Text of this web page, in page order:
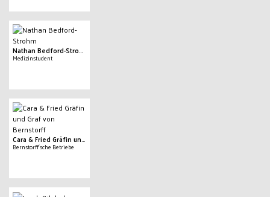
Nathan Bedford-Strohm
Medizinstudent
Cara & Fried Gräfin und Graf von Bernstorff
Bernstorff´sche Betriebe